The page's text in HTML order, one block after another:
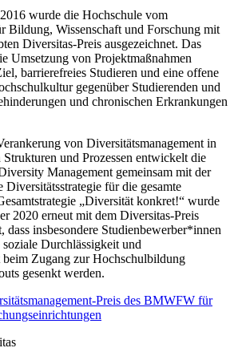
wurde die Hochschule vom
Bildung, Wissenschaft und Forschung mit
Diversitas-Preis ausgezeichnet. Das
Umsetzung von Projektmaßnahmen
barrierefreies Studieren und eine offene
gegenüber Studierenden und
und chronischen Erkrankungen
von Diversitätsmanagement in
und Prozessen entwickelt die
Management gemeinsam mit der
für die gesamte
„Diversität konkret!“ wurde
2020 erneut mit dem Diversitas-Preis
dass insbesondere Studienbewerber*innen
Durchlässigkeit und
beim Zugang zur Hochschulbildung
gesenkt werden.
Preis des BMWFW für